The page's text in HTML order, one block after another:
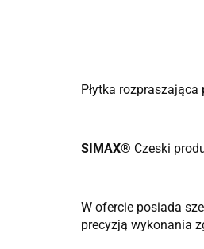
Płytka
SIMAX® Czeski
W ofercie posiada
precyzją wykonania